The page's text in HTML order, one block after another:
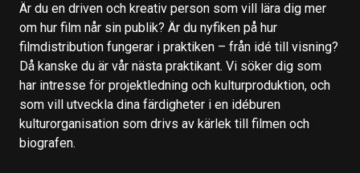
Är du en driven och kreativ person som vill lära dig mer
om hur film når sin publik? Är du nyfiken på hur
filmdistribution fungerar i praktiken – från idé till visning?
Då kanske du är vår nästa praktikant. Vi söker dig som
har intresse för projektledning och kulturproduktion, och
som vill utveckla dina färdigheter i en idéburen
kulturorganisation som drivs av kärlek till filmen och
biografen.